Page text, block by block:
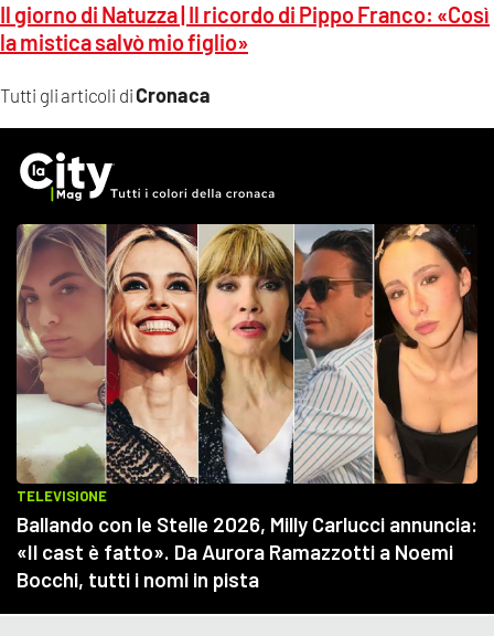
Tutti gli articoli diCronaca
Il giorno di Natuzza | Il ricordo di Pippo Franco: «Così
la mistica salvò mio figlio»